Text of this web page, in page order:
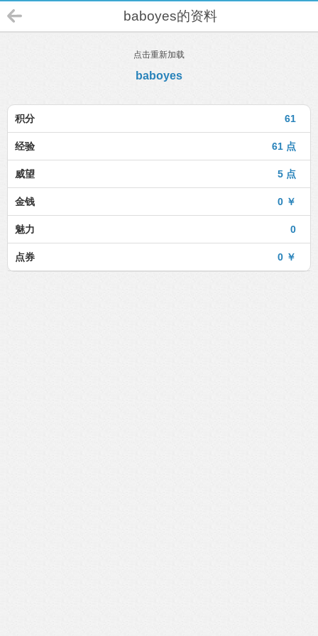
baboyes的资料
点击重新加载
baboyes
61
积分
61 点
经验
5 点
威望
0 ￥
金钱
0
魅力
0 ￥
点券